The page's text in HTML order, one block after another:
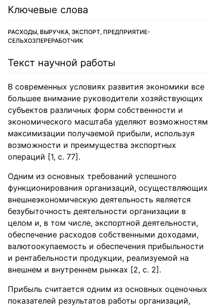
Ключевые слова
РАСХОДЫ, ВЫРУЧКА, ЭКСПОРТ, ПРЕДПРИЯТИЕ-
СЕЛЬХОЗПЕРЕРАБОТЧИК
Текст научной работы
В современных условиях развития экономики все
большее внимание руководители хозяйствующих
субъектов различных форм собственности и
экономического масштаба уделяют возможностям
максимизации получаемой прибыли, используя
возможности и преимущества экспортных
операций [1, с. 77].
Одним из основных требований успешного
функционирования организаций, осуществляющих
внешнеэкономическую деятельность является
безубыточность деятельности организации в
целом и, в том числе, экспортной деятельности,
обеспечение расходов собственными доходами,
валютоокупаемость и обеспечения прибыльности
и рентабельности продукции, реализуемой на
внешнем и внутреннем рынках [2, с. 2].
Прибыль считается одним из основных оценочных
показателей результатов работы организаций,